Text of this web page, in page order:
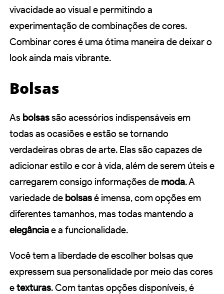
vivacidade ao visual e permitindo a
experimentação de combinações de cores.
Combinar cores é uma ótima maneira de deixar o
look ainda mais vibrante.
Bolsas
As bolsassão acessórios indispensáveis em
todas as ocasiões e estão se tornando
verdadeiras obras de arte. Elas são capazes de
adicionar estilo e cor à vida, além de serem úteis e
carregarem consigo informações de moda. A
variedade de bolsasé imensa, com opções em
diferentes tamanhos, mas todas mantendo a
elegânciae a funcionalidade.
Você tem a liberdade de escolher bolsas que
expressem sua personalidade por meio das cores
etexturas. Com tantas opções disponíveis, é